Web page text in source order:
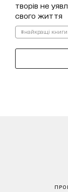
творів не
свого життя
#найкращі книги